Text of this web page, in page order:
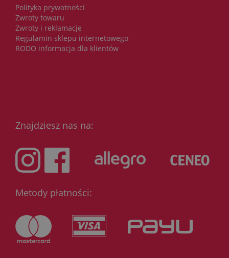
Polityka prywatności
Zwroty towaru
Zwroty i reklamacje
Regulamin sklepu internetowego
RODO informacja dla klientów
Znajdziesz nas na:
Metody płatności: